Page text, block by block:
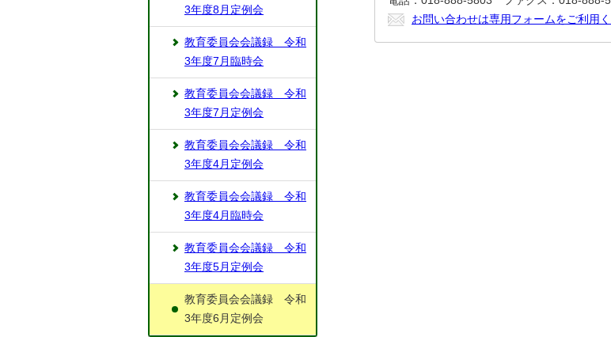
お問い合わせは専用フォームをご利用く
3年度8月定例会
教育委員会会議録 令和
3年度7月臨時会
教育委員会会議録 令和
3年度7月定例会
教育委員会会議録 令和
3年度4月定例会
教育委員会会議録 令和
3年度4月臨時会
教育委員会会議録 令和
3年度5月定例会
教育委員会会議録 令和
3年度6月定例会